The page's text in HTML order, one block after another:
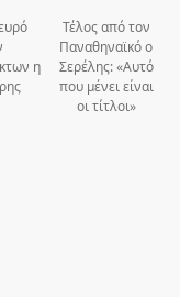
η
Τέλος από τον
Παναθηναϊκό ο
Σερέλης: «Αυτό
που μένει είναι
οι τίτλοι»